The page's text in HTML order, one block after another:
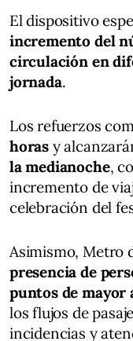
El dispositivo
incremento del
circulación en
jornada.
Los refuerzos
horas y
la medianoche,
incremento de
celebración del
Asimismo, Metro
presencia de
puntos de mayor
los flujos de
incidencias y